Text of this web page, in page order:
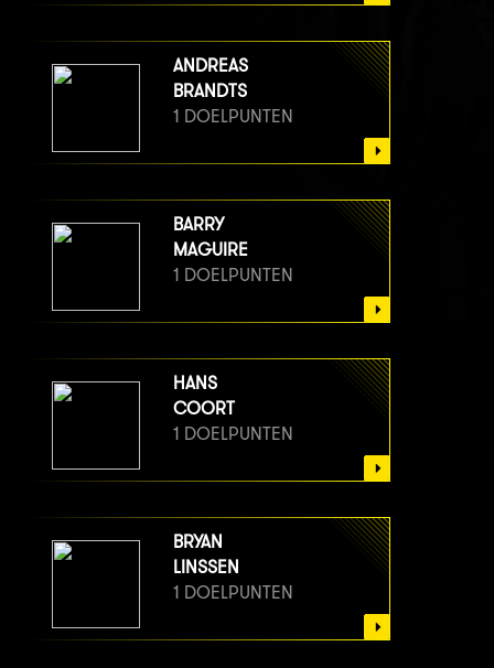
ANDREAS
BRANDTS
1 DOELPUNTEN
BARRY
MAGUIRE
1 DOELPUNTEN
HANS
COORT
1 DOELPUNTEN
BRYAN
LINSSEN
1 DOELPUNTEN